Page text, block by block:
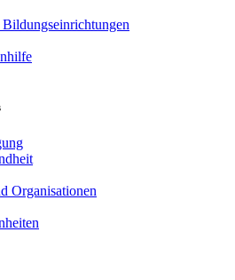
Organisationen